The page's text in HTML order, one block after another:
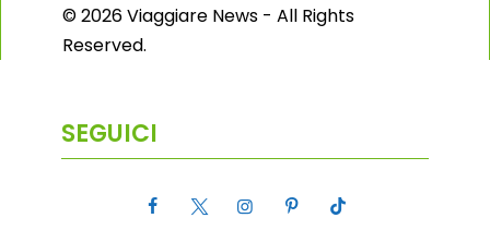
© 2026 Viaggiare News - All Rights
Reserved.
SEGUICI